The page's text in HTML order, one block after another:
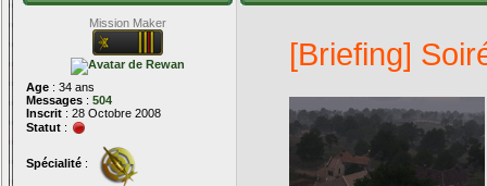
Mission Maker
Age : 34 ans
Messages : 504
Inscrit : 28 Octobre 2008
Statut :
Spécialité :
[Briefing]